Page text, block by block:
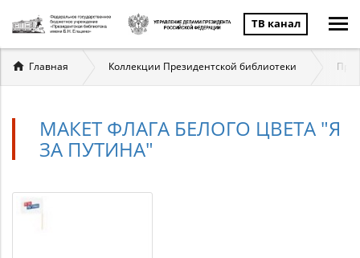
ТВ канал
Вы
здесь
Главная Коллекции Президентской библиотеки
МАКЕТ ФЛАГА БЕЛОГО ЦВЕТА "Я
ЗА ПУТИНА"